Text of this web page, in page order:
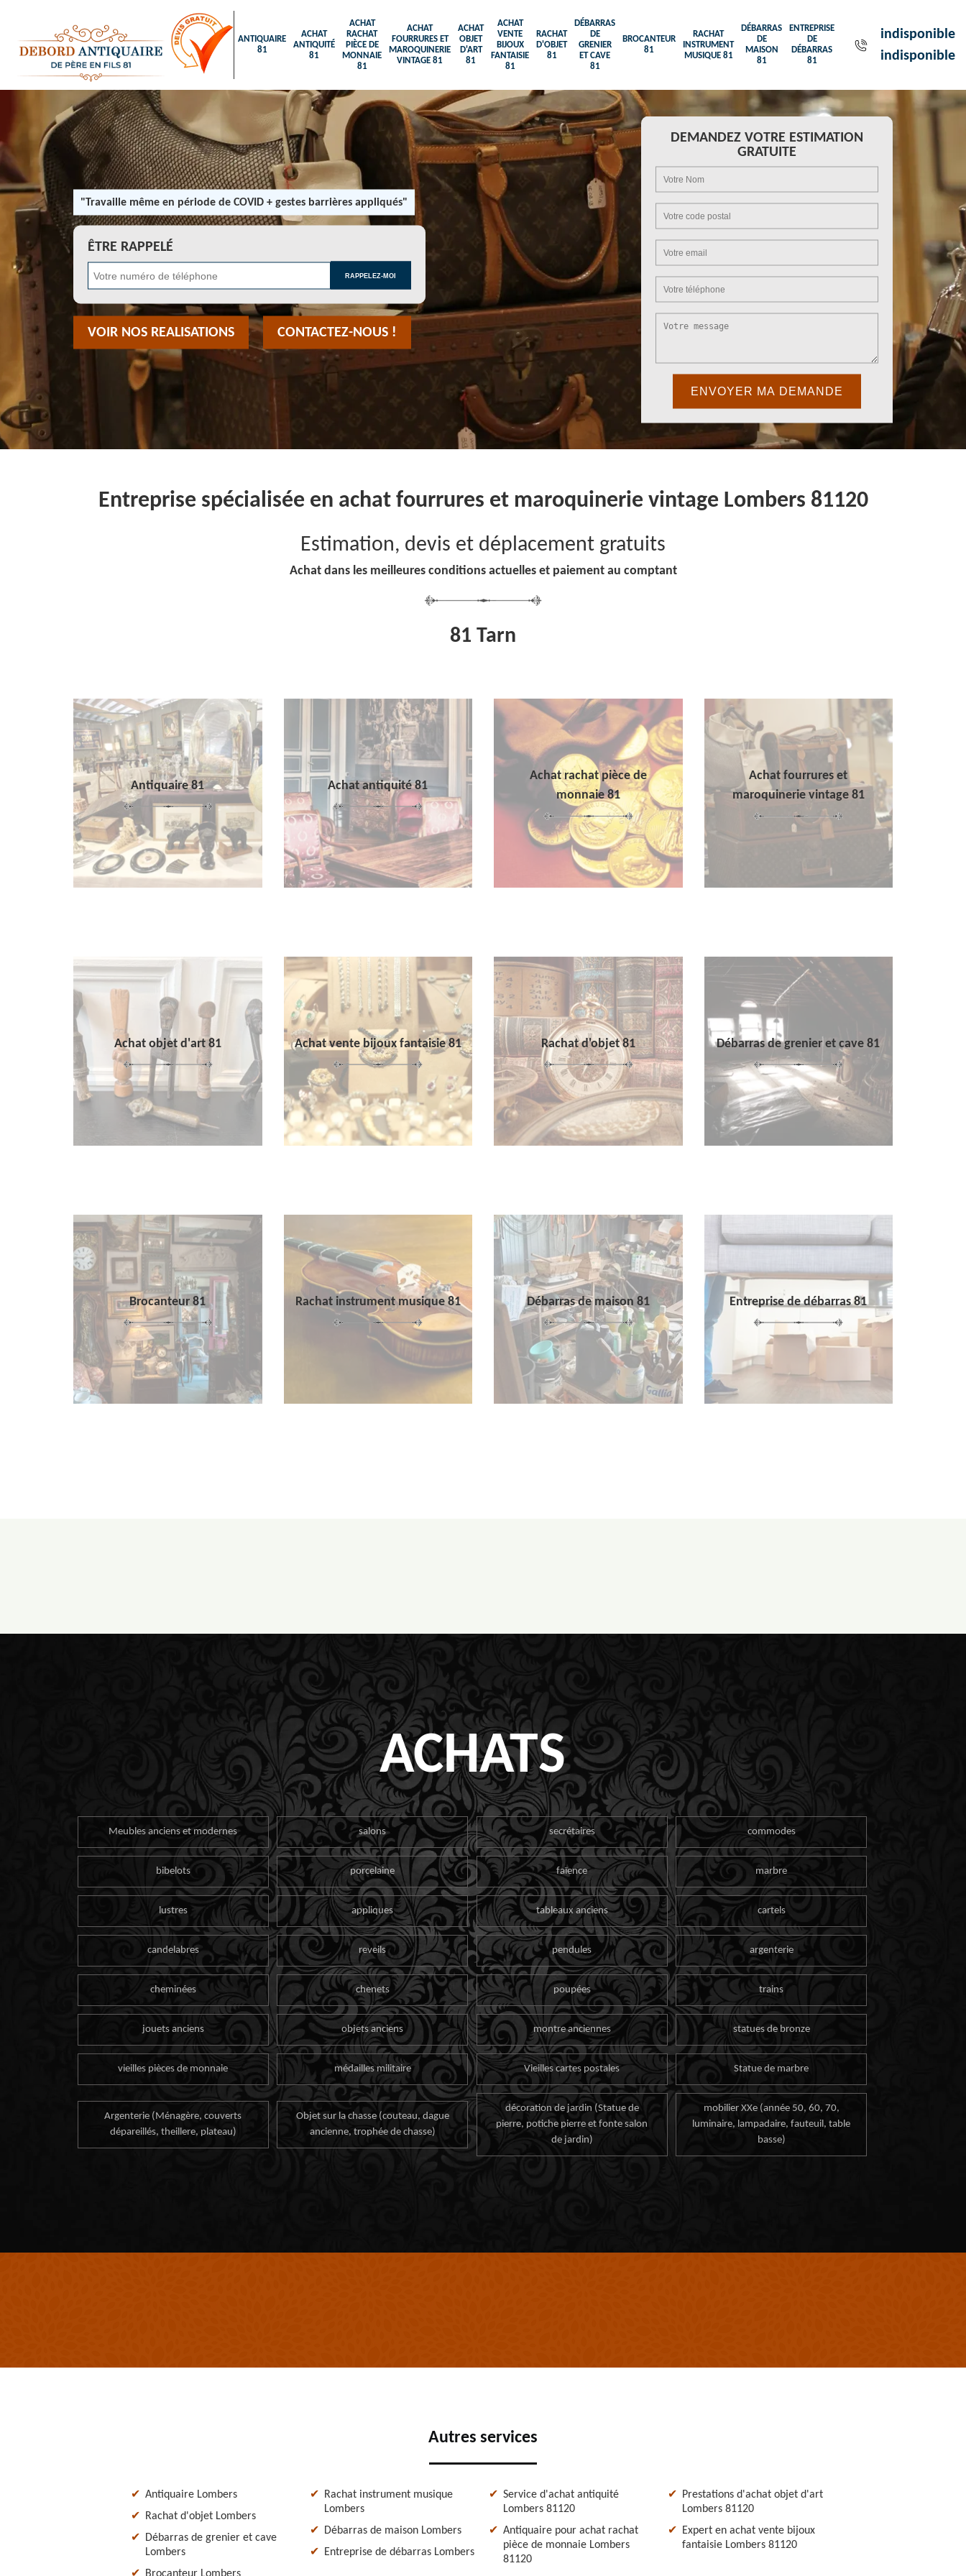
ANTIQUAIRE
81
ACHAT
ANTIQUITÉ
81
ACHAT
RACHAT
PIÈCE DE
MONNAIE
81
ACHAT
FOURRURES ET
MAROQUINERIE
VINTAGE 81
ACHAT
OBJET
D'ART
81
ACHAT
VENTE
BIJOUX
FANTAISIE
81
RACHAT
D'OBJET
81
DÉBARRAS
DE
GRENIER
ET CAVE
81
BROCANTEUR
81
RACHAT
INSTRUMENT
MUSIQUE 81
DÉBARRAS
DE
MAISON
81
ENTREPRISE
DE
DÉBARRAS
81
indisponible
indisponible
"Travaille même en période de COVID + gestes barrières appliqués"
ÊTRE RAPPELÉ
VOIR NOS REALISATIONS CONTACTEZ-NOUS !
DEMANDEZ VOTRE ESTIMATION
GRATUITE
Entreprise spécialisée en achat fourrures et maroquinerie vintage Lombers 81120
Estimation, devis et déplacement gratuits
Achat dans les meilleures conditions actuelles et paiement au comptant
81 Tarn
Antiquaire 81 Achat antiquité 81
Achat rachat pièce de
monnaie 81
Achat fourrures et
maroquinerie vintage 81
Achat objet d'art 81 Achat vente bijoux fantaisie 81 Rachat d'objet 81 Débarras de grenier et cave 81
Brocanteur 81 Rachat instrument musique 81 Débarras de maison 81 Entreprise de débarras 81
ACHATS
Meubles anciens et modernes salons secrétaires commodes
bibelots porcelaine faïence marbre
lustres appliques tableaux anciens cartels
candelabres reveils pendules argenterie
cheminées chenets poupées trains
jouets anciens objets anciens montre anciennes statues de bronze
vieilles pièces de monnaie médailles militaire Vieilles cartes postales Statue de marbre
Argenterie (Ménagère, couverts
dépareillés, theillere, plateau)
Objet sur la chasse (couteau, dague
ancienne, trophée de chasse)
décoration de jardin (Statue de
pierre, potiche pierre et fonte salon
de jardin)
mobilier XXe (année 50, 60, 70,
luminaire, lampadaire, fauteuil, table
basse)
Autres services
Antiquaire Lombers
Rachat d'objet Lombers
Débarras de grenier et cave
Lombers
Brocanteur Lombers
Rachat instrument musique
Lombers
Débarras de maison Lombers
Entreprise de débarras Lombers
Service d'achat antiquité
Lombers 81120
Antiquaire pour achat rachat
pièce de monnaie Lombers
81120
Prestations d'achat objet d'art
Lombers 81120
Expert en achat vente bijoux
fantaisie Lombers 81120